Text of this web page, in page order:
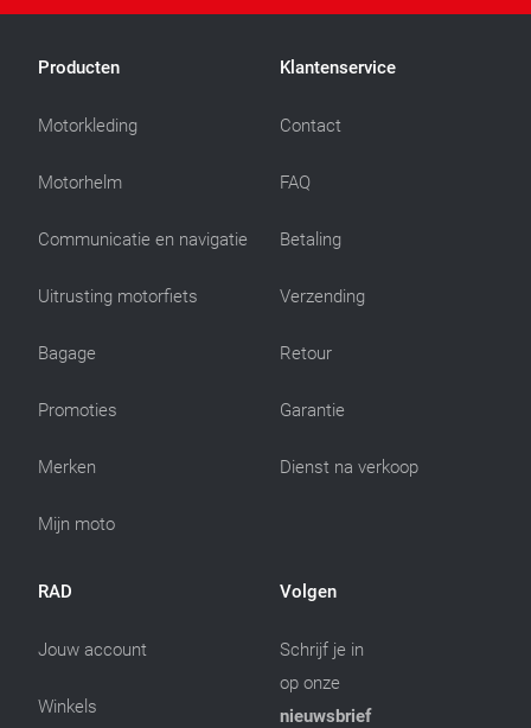
Producten
Motorkleding
Motorhelm
Communicatie en navigatie
Uitrusting motorfiets
Bagage
Promoties
Merken
Mijn moto
Klantenservice
Contact
FAQ
Betaling
Verzending
Retour
Garantie
Dienst na verkoop
RAD
Jouw account
Winkels
Volgen
Schrijf je in
op onze
nieuwsbrief